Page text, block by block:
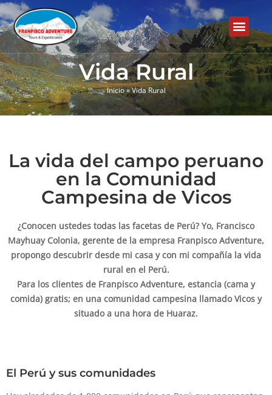
Vida Rural
Inicio»Vida Rural
La vida del campo peruano
en la Comunidad
Campesina de Vicos
¿Conocen ustedes todas las facetas de Perú? Yo, Francisco
Mayhuay Colonia, gerente de la empresa Franpisco Adventure,
propongo descubrir desde mi casa y con mi compañía la vida
rural en el Perú.
Para los clientes de Franpisco Adventure, estancia (cama y
comida) gratis; en una comunidad campesina llamado Vicos y
situado a una hora de Huaraz.
El Perú y sus comunidades